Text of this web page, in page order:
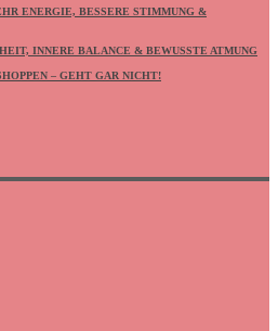
ENERGIE, BESSERE STIMMUNG &
INNERE BALANCE & BEWUSSTE ATMUNG
– GEHT GAR NICHT!